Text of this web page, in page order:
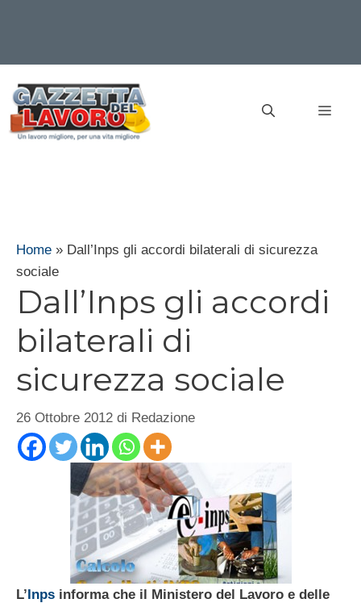
contenuto
Home » Dall’Inps gli accordi bilaterali di sicurezza
sociale
Dall’Inps gli accordi
bilaterali di
sicurezza sociale
26 Ottobre 2012 di Redazione
L’Inps informa che il Ministero del Lavoro e delle